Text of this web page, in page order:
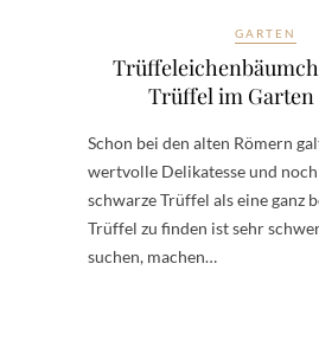
GARTEN
Trüffel im
Schon bei den alten Römern
wertvolle Delikatesse und
schwarze Trüffel als eine ganz
Trüffel zu finden ist sehr
suchen, machen…